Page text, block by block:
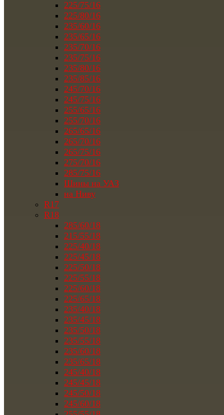
225/75/16
225/80/16
235/60/16
235/65/16
235/70/16
235/75/16
235/80/16
235/85/16
245/70/16
245/75/16
255/65/16
255/70/16
265/65/16
265/70/16
265/75/16
275/70/16
285/75/16
Шины на УАЗ
на Ниву
R17
R18
285/60/18
215/55/18
225/40/18
225/45/18
225/50/18
225/55/18
225/60/18
225/65/18
235/40/18
235/45/18
235/50/18
235/55/18
235/60/18
235/65/18
245/40/18
245/45/18
245/50/18
245/60/18